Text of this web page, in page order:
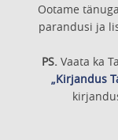
Ootame
parandusi ja
PS. Vaata ka
„Kirjandus